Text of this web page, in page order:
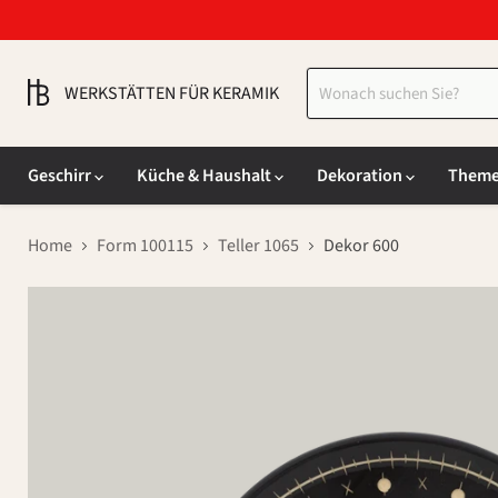
WERKSTÄTTEN FÜR KERAMIK
Geschirr
Küche & Haushalt Dekoration
Home Form 100115 Teller 1065 Dekor 600